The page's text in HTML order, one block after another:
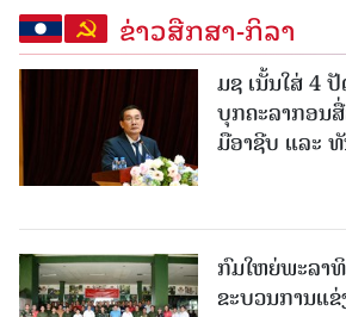
ຂ່າວສືກສາ-ກິລາ
ມຊ ເນັ້ນໃສ່ 4
ບຸກຄະລາກອນ
ມືອາຊີບ ແລະ
ກົມໃຫຍ່ພະລາ
ຂະບວນການແ